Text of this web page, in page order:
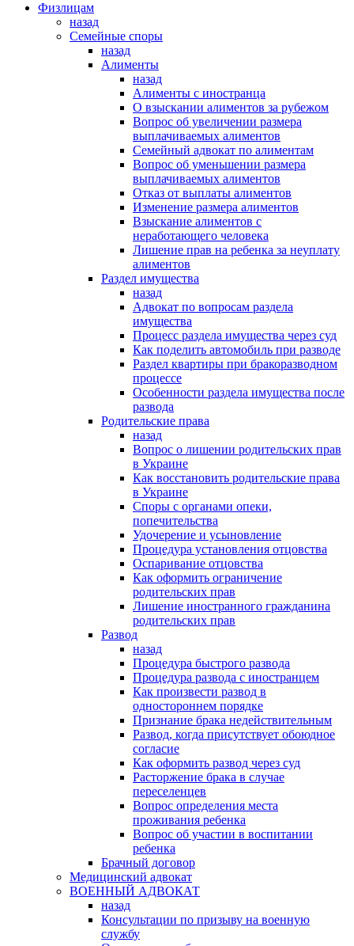
Физлицам
назад
Семейные споры
назад
Алименты
назад
Алименты с иностранца
О взыскании алиментов за рубежом
Вопрос об увеличении размера
выплачиваемых алиментов
Семейный адвокат по алиментам
Вопрос об уменьшении размера
выплачиваемых алиментов
Отказ от выплаты алиментов
Изменение размера алиментов
Взыскание алиментов с
неработающего человека
Лишение прав на ребенка за неуплату
алиментов
Раздел имущества
назад
Адвокат по вопросам раздела
имущества
Процесс раздела имущества через суд
Как поделить автомобиль при разводе
Раздел квартиры при бракоразводном
процессе
Особенности раздела имущества после
развода
Родительские права
назад
Вопрос о лишении родительских прав
в Украине
Как восстановить родительские права
в Украине
Споры с органами опеки,
попечительства
Удочерение и усыновление
Процедура установления отцовства
Оспаривание отцовства
Как оформить ограничение
родительских прав
Лишение иностранного гражданина
родительских прав
Развод
назад
Процедура быстрого развода
Процедура развода с иностранцем
Как произвести развод в
одностороннем порядке
Признание брака недействительным
Развод, когда присутствует обоюдное
согласие
Как оформить развод через суд
Расторжение брака в случае
переселенцев
Вопрос определения места
проживания ребенка
Вопрос об участии в воспитании
ребенка
Брачный договор
Медицинский адвокат
ВОЕННЫЙ АДВОКАТ
назад
Консультации по призыву на военную
службу